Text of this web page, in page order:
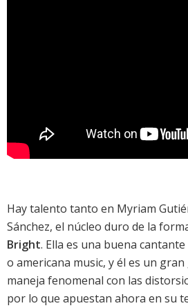
Hay talento tanto en Myriam
Sánchez, el núcleo duro de la
Bright. Ella es una buena
o americana music, y él es un
maneja fenomenal con las
por lo que apuestan ahora en su